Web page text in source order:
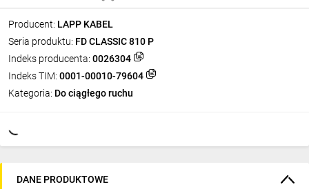
Producent: LAPP KABEL
Seria produktu: FD CLASSIC 810 P
Indeks producenta: 0026304
Indeks TIM: 0001-00010-79604
Kategoria: Do ciągłego ruchu
DANE PRODUKTOWE